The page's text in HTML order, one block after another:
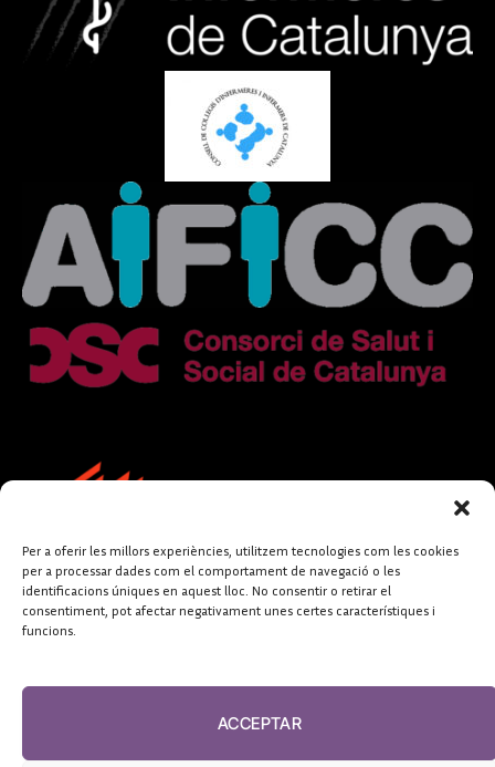
Per a oferir les millors experiències, utilitzem tecnologies com les cookies
per a processar dades com el comportament de navegació o les
identificacions úniques en aquest lloc. No consentir o retirar el
consentiment, pot afectar negativament unes certes característiques i
funcions.
ACCEPTAR
FUNDACIÓ